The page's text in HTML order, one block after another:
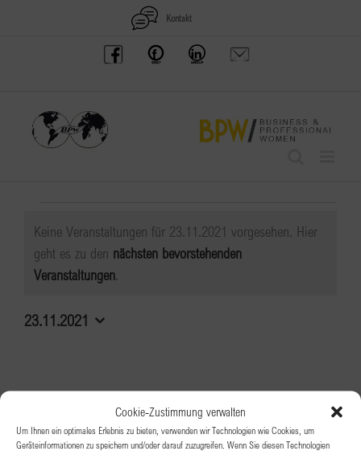
Cookie-Zustimmung verwalten
Um Ihnen ein optimales Erlebnis zu bieten, verwenden wir Technologien wie Cookies, um
Geräteinformationen zu speichern und/oder darauf zuzugreifen. Wenn Sie diesen Technologien
Kontakt
BPW
Austria
Offenes
Frauennetzwerk
BPW
Gruppe
Anfrage
schicken
Veranstaltungen
für
Hinweis
Keine Veranstaltungen für 23.11.2021 vorgesehen. Hier
geht es zu den nächsten bevorstehenden
Veranstaltungen.
23.11.2021